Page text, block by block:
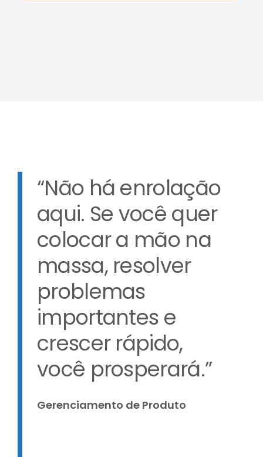
“Não há enrolação
aqui. Se você quer
colocar a mão na
massa, resolver
problemas
importantes e
crescer rápido,
você prosperará.”
Gerenciamento de Produto